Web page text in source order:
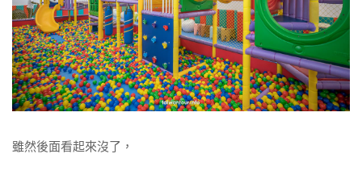
雖然後面看起來沒了，